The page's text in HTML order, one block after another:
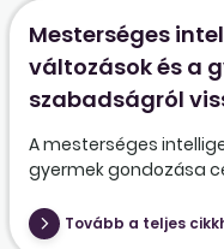
Mesterséges
változások és a
szabadságról
A mesterséges
gyermek gondozása
Tovább a teljes